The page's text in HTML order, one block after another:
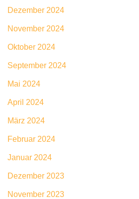
Dezember 2024
November 2024
Oktober 2024
September 2024
Mai 2024
April 2024
März 2024
Februar 2024
Januar 2024
Dezember 2023
November 2023